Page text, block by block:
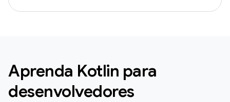
Aprenda Kotlin para
desenvolvedores